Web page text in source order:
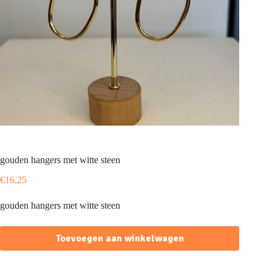
gouden hangers met witte steen
€16,25
gouden hangers met witte steen
Toevoegen aan winkelwagen